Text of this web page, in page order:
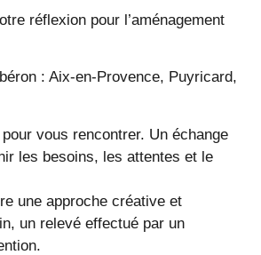
réflexion pour l’aménagement
: Aix-en-Provence, Puyricard,
vous rencontrer. Un échange
les besoins, les attentes et le
une approche créative et
un relevé effectué par un